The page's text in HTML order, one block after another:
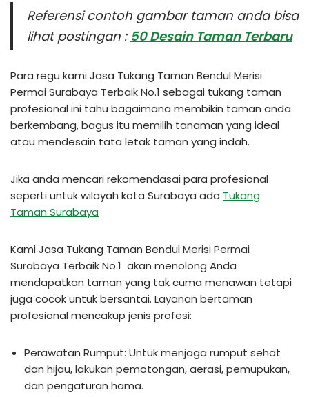
Referensi contoh gambar taman anda bisa
lihat postingan : 50 Desain Taman Terbaru
Para regu kami Jasa Tukang Taman Bendul Merisi
Permai Surabaya Terbaik No.1 sebagai tukang taman
profesional ini tahu bagaimana membikin taman anda
berkembang, bagus itu memilih tanaman yang ideal
atau mendesain tata letak taman yang indah.
Jika anda mencari rekomendasai para profesional
seperti untuk wilayah kota Surabaya ada Tukang
Taman Surabaya
Kami Jasa Tukang Taman Bendul Merisi Permai
Surabaya Terbaik No.1 akan menolong Anda
mendapatkan taman yang tak cuma menawan tetapi
juga cocok untuk bersantai. Layanan bertaman
profesional mencakup jenis profesi:
Perawatan Rumput: Untuk menjaga rumput sehat
dan hijau, lakukan pemotongan, aerasi, pemupukan,
dan pengaturan hama.